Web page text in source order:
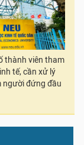
thành viên tham
tế, cần xử lý
người đứng đầu